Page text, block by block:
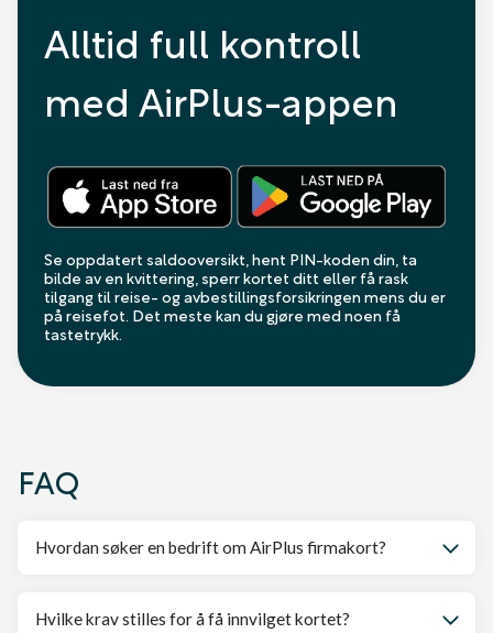
Alltid full kontroll
med AirPlus-appen
Se oppdatert saldooversikt, hent PIN-koden din, ta
bilde av en kvittering, sperr kortet ditt eller få rask
tilgang til reise- og avbestillingsforsikringen mens du er
på reisefot. Det meste kan du gjøre med noen få
tastetrykk.
FAQ
Hvordan søker en bedrift om AirPlus firmakort?
Hvilke krav stilles for å få innvilget kortet?